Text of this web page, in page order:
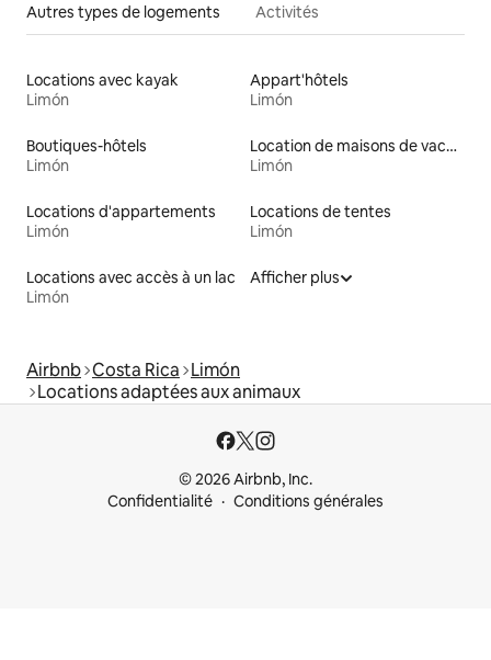
Autres types de logements Activités
Locations avec kayak
Limón
Appart'hôtels
Limón
Boutiques-hôtels
Limón
Location de maisons de vacances
Limón
Locations d'appartements
Limón
Locations de tentes
Limón
Locations avec accès à un lac
Limón
Afficher plus
Airbnb Costa Rica Limón
Locations adaptées aux animaux
© 2026 Airbnb, Inc.
Confidentialité
Conditions générales